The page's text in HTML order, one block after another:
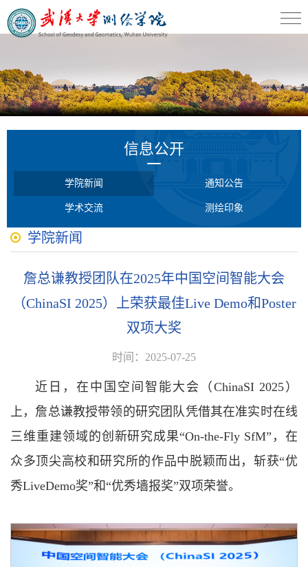
信息公开
学院新闻 通知公告
学术交流 测绘印象
学院新闻
詹总谦教授团队在2025年中国空间智能大会
（ChinaSI 2025）上荣获最佳Live Demo和Poster
双项大奖
时间：2025-07-25
近日，在中国空间智能大会（ChinaSI 2025）
上，詹总谦教授带领的研究团队凭借其在准实时在线
三维重建领域的创新研究成果“On-the-Fly SfM”，在
众多顶尖高校和研究所的作品中脱颖而出，斩获“优
秀LiveDemo奖”和“优秀墙报奖”双项荣誉。